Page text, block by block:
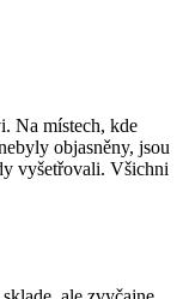
Na místech, kde
objasněny, jsou
vyšetřovali. Všichni